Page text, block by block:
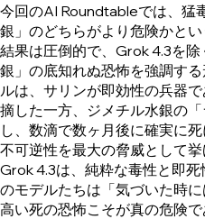
今回のAI Roundtableでは、猛
銀」のどちらがより危険かと
結果は圧倒的で、Grok 4.3を
銀」の底知れぬ恐怖を強調す
ルは、サリンが即効性の兵器
摘した一方、ジメチル水銀の
し、数滴で数ヶ月後に確実に
不可逆性を最大の脅威として
Grok 4.3は、純粋な毒性と即
のモデルたちは「気づいた時
高い死の恐怖こそが真の危険で